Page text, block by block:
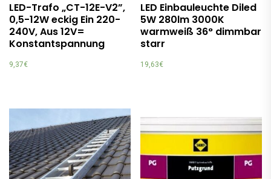
LED-Trafo „CT-12E-V2”,
0,5-12W eckig Ein 220-
240V, Aus 12V=
Konstantspannung
9,37€
LED Einbauleuchte Diled
5W 280lm 3000K
warmweiß 36° dimmbar
starr
19,63€